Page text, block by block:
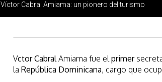
Víctor Cabral Amiama: un pionero del turismo
Vctor CabralAmiama fue elprimer
la República Dominicana, cargo que